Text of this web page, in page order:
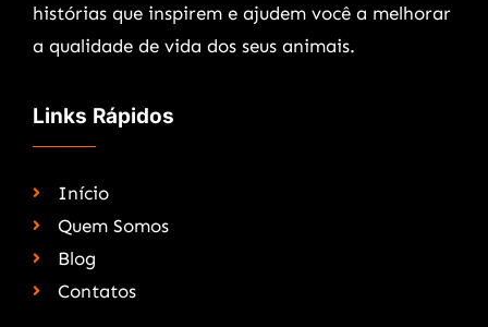
histórias que inspirem e ajudem você a melhorar
a qualidade de vida dos seus animais.
Links Rápidos
Início
Quem Somos
Blog
Contatos